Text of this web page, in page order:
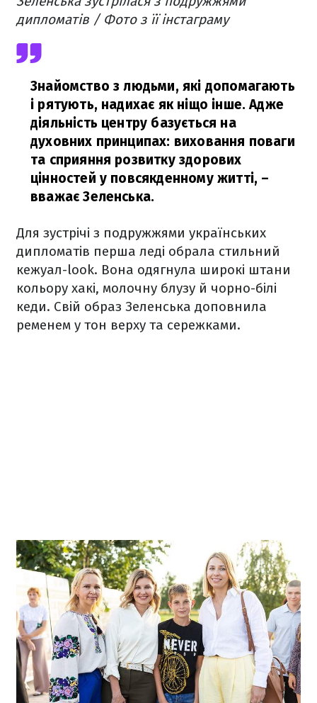
дипломатів / Фото з її інстаграму
Знайомство з людьми, які допомагають
і рятують, надихає як ніщо інше. Адже
діяльність центру базується на
духовних принципах: виховання поваги
та сприяння розвитку здорових
цінностей у повсякденному житті, –
вважає Зеленська.
Для зустрічі з подружжями українських
дипломатів перша леді обрала стильний
кежуал-look. Вона одягнула широкі штани
кольору хакі, молочну блузу й чорно-білі
кеди. Свій образ Зеленська доповнила
ременем у тон верху та сережками.